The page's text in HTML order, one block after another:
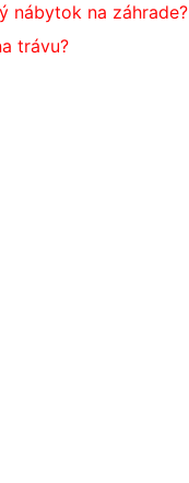
nábytok na záhrade?
trávu?